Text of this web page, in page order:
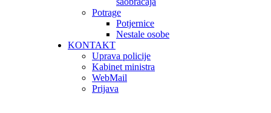
Potrage
Potjernice
Nestale osobe
KONTAKT
Uprava policije
Kabinet ministra
WebMail
Prijava